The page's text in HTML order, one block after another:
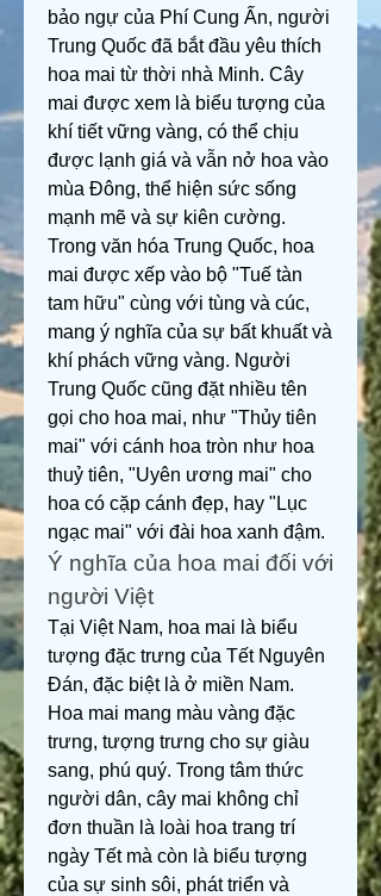
bảo ngự của Phí Cung Ấn, người
Trung Quốc đã bắt đầu yêu thích
hoa mai từ thời nhà Minh. Cây
mai được xem là biểu tượng của
khí tiết vững vàng, có thể chịu
được lạnh giá và vẫn nở hoa vào
mùa Đông, thể hiện sức sống
mạnh mẽ và sự kiên cường.
Trong văn hóa Trung Quốc, hoa
mai được xếp vào bộ "Tuế tàn
tam hữu" cùng với tùng và cúc,
mang ý nghĩa của sự bất khuất và
khí phách vững vàng. Người
Trung Quốc cũng đặt nhiều tên
gọi cho hoa mai, như "Thủy tiên
mai" với cánh hoa tròn như hoa
thuỷ tiên, "Uyên ương mai" cho
hoa có cặp cánh đẹp, hay "Lục
ngạc mai" với đài hoa xanh đậm.
Ý nghĩa của hoa mai đối với
người Việt
Tại Việt Nam, hoa mai là biểu
tượng đặc trưng của Tết Nguyên
Đán, đặc biệt là ở miền Nam.
Hoa mai mang màu vàng đặc
trưng, tượng trưng cho sự giàu
sang, phú quý. Trong tâm thức
người dân, cây mai không chỉ
đơn thuần là loài hoa trang trí
ngày Tết mà còn là biểu tượng
của sự sinh sôi, phát triển và